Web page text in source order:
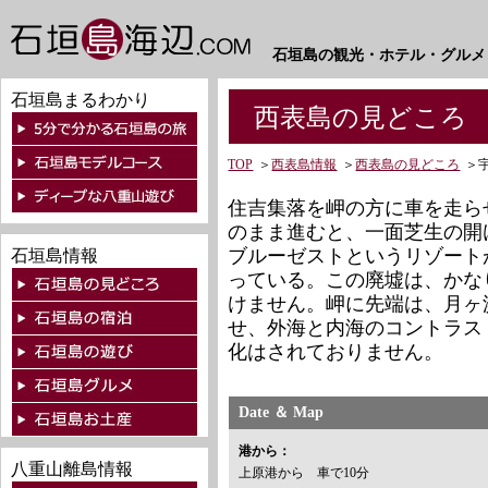
石垣島の観光・ホテル・グル
石垣島まるわかり
石垣島情報
八重山離島情報
西表島の見どころ
TOP ＞西表島情報 ＞西表島の見どころ ＞
住吉集落を岬の方に車を走
のまま進むと、一面芝生の
ブルーゼストというリゾー
っている。この廃墟は、か
けません。岬に先端は、月
せ、外海と内海のコントラ
化はされておりません。
Date ＆ Map
港から：
上原港から 車で10分